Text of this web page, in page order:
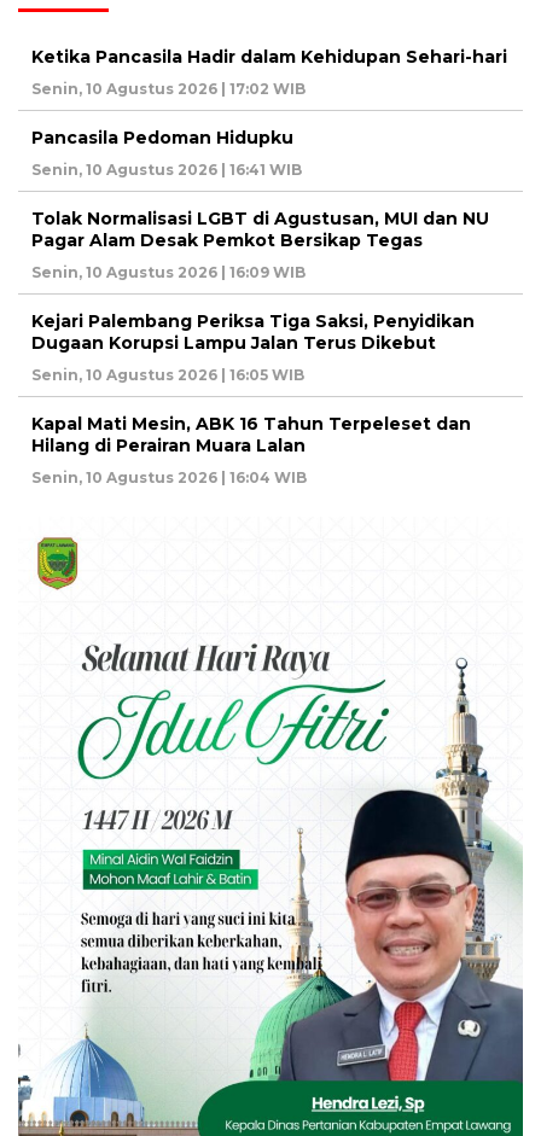
Ketika Pancasila Hadir dalam Kehidupan Sehari-hari
Senin, 10 Agustus 2026 | 17:02 WIB
Pancasila Pedoman Hidupku
Senin, 10 Agustus 2026 | 16:41 WIB
Tolak Normalisasi LGBT di Agustusan, MUI dan NU
Pagar Alam Desak Pemkot Bersikap Tegas
Senin, 10 Agustus 2026 | 16:09 WIB
Kejari Palembang Periksa Tiga Saksi, Penyidikan
Dugaan Korupsi Lampu Jalan Terus Dikebut
Senin, 10 Agustus 2026 | 16:05 WIB
Kapal Mati Mesin, ABK 16 Tahun Terpeleset dan
Hilang di Perairan Muara Lalan
Senin, 10 Agustus 2026 | 16:04 WIB